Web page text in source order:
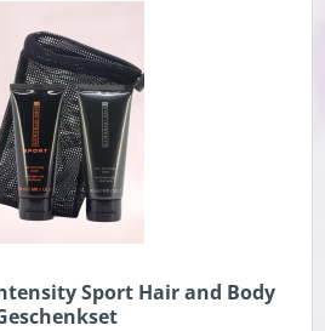
Sport Hair and Body